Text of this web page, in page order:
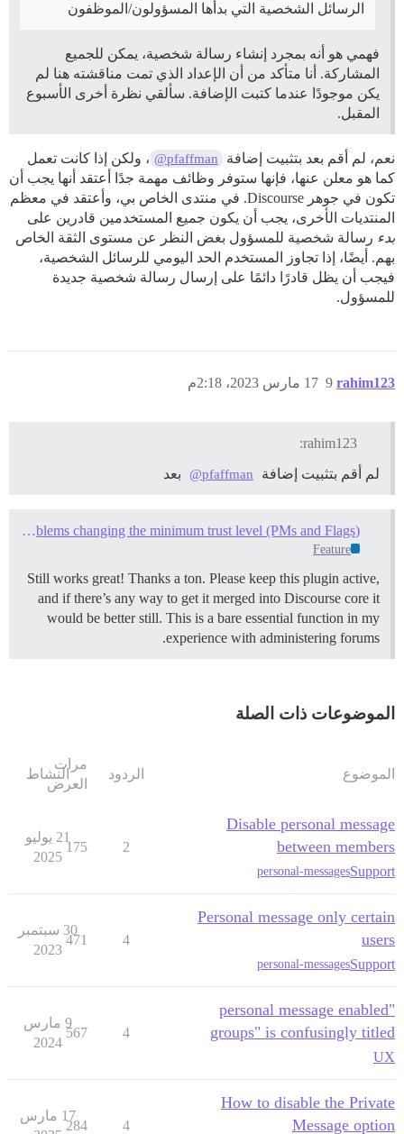
الرسائل الشخصية التي بدأها المسؤولون/الموظفون
فهمي هو أنه بمجرد إنشاء رسالة شخصية، يمكن للجميع
المشاركة. أنا متأكد من أن الإعداد الذي تمت مناقشته هنا لم
يكن موجودًا عندما كتبت الإضافة. سألقي نظرة أخرى الأسبوع
المقبل.
نعم، لم أقم بعد بتثبيت إضافة @pfaffman ، ولكن إذا كانت تعمل
كما هو معلن عنها، فإنها ستوفر وظائف مهمة جدًا أعتقد أنها يجب أن
تكون في جوهر Discourse. في منتدى الخاص بي، وأعتقد في معظم
المنتديات الأخرى، يجب أن يكون جميع المستخدمين قادرين على
بدء رسالة شخصية للمسؤول بغض النظر عن مستوى الثقة الخاص
بهم. أيضًا، إذا تجاوز المستخدم الحد اليومي للرسائل الشخصية،
فيجب أن يظل قادرًا دائمًا على إرسال رسالة شخصية جديدة
للمسؤول.
rahim123 17 مارس 2023، 2:18م 9
rahim123:
لم أقم بتثبيت إضافة
@pfaffman بعد
Problems changing the minimum trust level (PMs and Flags)
Feature
Still works great! Thanks a ton. Please keep this plugin active,
and if there’s any way to get it merged into Discourse core it
would be better still. This is a bare essential function in my
experience with administering forums.
الموضوعات ذات الصلة
الموضوع الردود
مرات
العرض
النشاط
Disable personal message
between members
Support
personal-messages
2
175
21 يوليو
2025
Personal message only certain
users
Support
personal-messages
4
471
30 سبتمبر
2023
"personal message enabled
groups" is confusingly titled
UX
4
567
9 مارس
2024
How to disable the Private
Message option
4
284
17 مارس